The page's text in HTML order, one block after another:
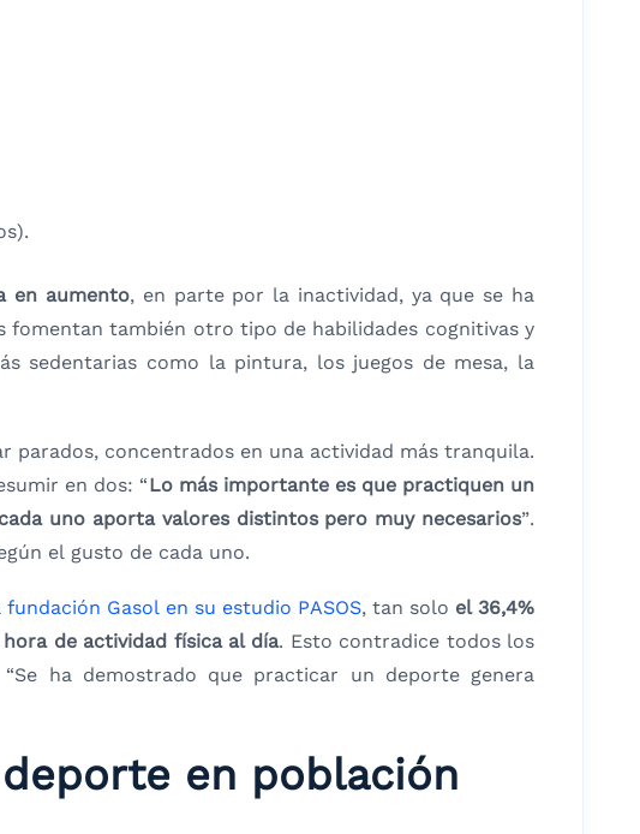
en aumento, en parte por la inactividad, ya que se ha
fomentan también otro tipo de habilidades cognitivas y
sedentarias como la pintura, los juegos de mesa, la
parados, concentrados en una actividad más tranquila.
en dos: “Lo más importante es que practiquen un
uno aporta valores distintos pero muy necesarios”.
el gusto de cada uno.
fundación Gasol en su estudio PASOS, tan solo el 36,4%
de actividad física al día. Esto contradice todos los
ha demostrado que practicar un deporte genera
en población